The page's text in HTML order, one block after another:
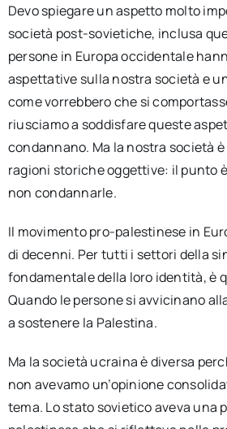
Devo spiegare un aspetto molto
società post-sovietiche, inclusa
persone in Europa occidentale
aspettative sulla nostra società e
come vorrebbero che si
riusciamo a soddisfare queste
condannano. Ma la nostra società è
ragioni storiche oggettive: il punto
non condannarle.
Il movimento pro-palestinese in
di decenni. Per tutti i settori della
fondamentale della loro identità, è
Quando le persone si avvicinano
a sostenere la Palestina.
Ma la società ucraina è diversa
non avevamo un’opinione
tema. Lo stato sovietico aveva una